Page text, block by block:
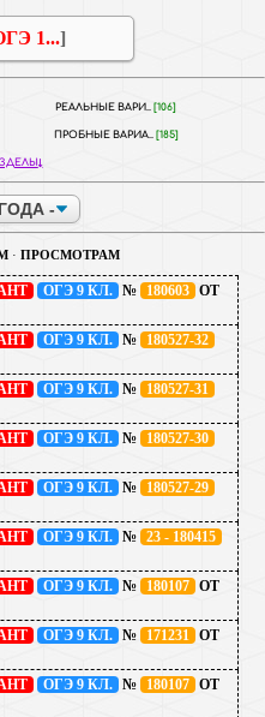
1...]
РЕАЛЬНЫЕ ВАРИ.. [106]
ПРОБНЫЕ ВАРИА.. [185]
· ПРОСМОТРАМ
ОГЭ 9 КЛ. № 180603 ОТ
ОГЭ 9 КЛ. № 180527-32
ОГЭ 9 КЛ. № 180527-31
ОГЭ 9 КЛ. № 180527-30
ОГЭ 9 КЛ. № 180527-29
ОГЭ 9 КЛ. № 23 - 180415
ОГЭ 9 КЛ. № 180107 ОТ
ОГЭ 9 КЛ. № 171231 ОТ
ОГЭ 9 КЛ. № 180107
ОТ